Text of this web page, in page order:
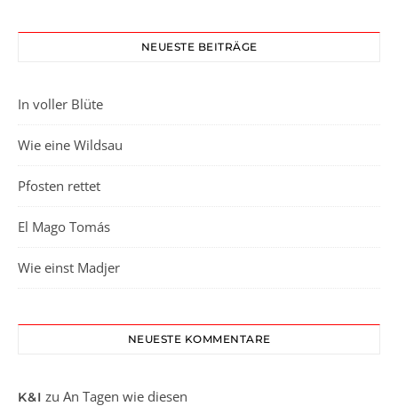
NEUESTE BEITRÄGE
In voller Blüte
Wie eine Wildsau
Pfosten rettet
El Mago Tomás
Wie einst Madjer
NEUESTE KOMMENTARE
K&I zu An Tagen wie diesen